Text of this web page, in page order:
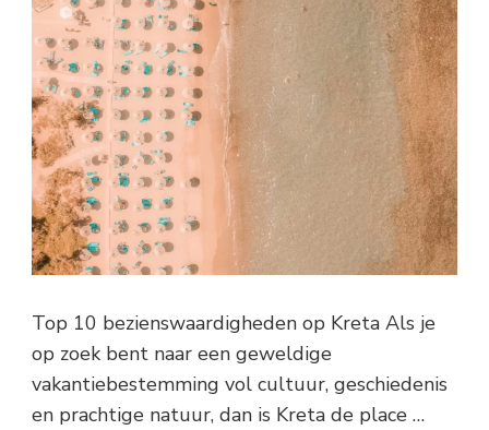
Top 10 bezienswaardigheden op Kreta Als je
op zoek bent naar een geweldige
vakantiebestemming vol cultuur, geschiedenis
en prachtige natuur, dan is Kreta de place …